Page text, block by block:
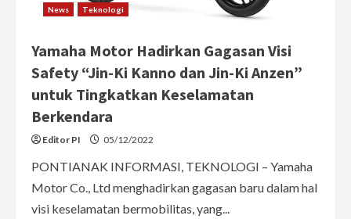
News Teknologi
Yamaha Motor Hadirkan Gagasan Visi
Safety “Jin-Ki Kanno dan Jin-Ki Anzen”
untuk Tingkatkan Keselamatan
Berkendara
Editor PI 05/12/2022
PONTIANAK INFORMASI, TEKNOLOGI – Yamaha
Motor Co., Ltd menghadirkan gagasan baru dalam hal
visi keselamatan bermobilitas, yang...